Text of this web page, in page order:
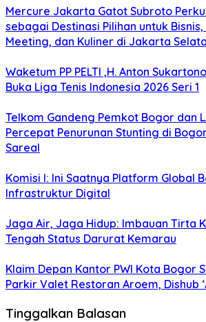
Mercure Jakarta Gatot Subroto
sebagai Destinasi Pilihan untuk
Meeting, dan Kuliner di Jakarta
Waketum PP PELTI ,H. Anton
Buka Liga Tenis Indonesia 2026 Seri 1
Telkom Gandeng Pemkot Bogor dan
Percepat Penurunan Stunting di
Sareal
Komisi I: Ini Saatnya Platform Global
Infrastruktur Digital
Jaga Air, Jaga Hidup: Imbauan Tirta
Tengah Status Darurat Kemarau
Klaim Depan Kantor PWI Kota Bogor
Parkir Valet Restoran Aroem, Dishub
Tinggalkan Balasan